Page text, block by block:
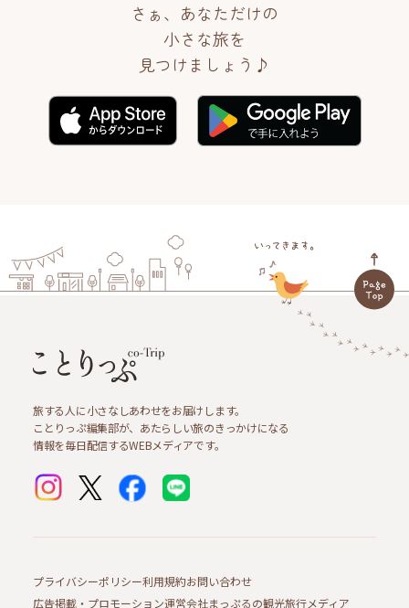
さぁ、あなただけの
小さな旅を
見つけましょう♪
旅する人に小さなしあわせをお届けします。
ことりっぷ編集部が、あたらしい旅のきっかけになる
情報を毎日配信するWEBメディアです。
プライバシーポリシー利用規約お問い合わせ
広告掲載・プロモーション運営会社まっぷるの観光旅行メディア